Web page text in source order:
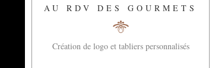
AU RDV DES GOURMETS
Création de logo et tabliers personnalisés